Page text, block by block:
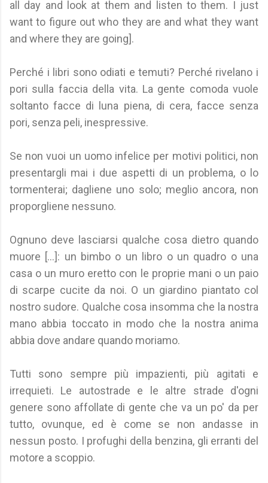
all day and look at them and listen to them. I just
want to figure out who they are and what they want
and where they are going].
Perché i libri sono odiati e temuti? Perché rivelano i
pori sulla faccia della vita. La gente comoda vuole
soltanto facce di luna piena, di cera, facce senza
pori, senza peli, inespressive.
Se non vuoi un uomo infelice per motivi politici, non
presentargli mai i due aspetti di un problema, o lo
tormenterai; dagliene uno solo; meglio ancora, non
proporgliene nessuno.
Ognuno deve lasciarsi qualche cosa dietro quando
muore [...]: un bimbo o un libro o un quadro o una
casa o un muro eretto con le proprie mani o un paio
di scarpe cucite da noi. O un giardino piantato col
nostro sudore. Qualche cosa insomma che la nostra
mano abbia toccato in modo che la nostra anima
abbia dove andare quando moriamo.
Tutti sono sempre più impazienti, più agitati e
irrequieti. Le autostrade e le altre strade d'ogni
genere sono affollate di gente che va un po' da per
tutto, ovunque, ed è come se non andasse in
nessun posto. I profughi della benzina, gli erranti del
motore a scoppio.